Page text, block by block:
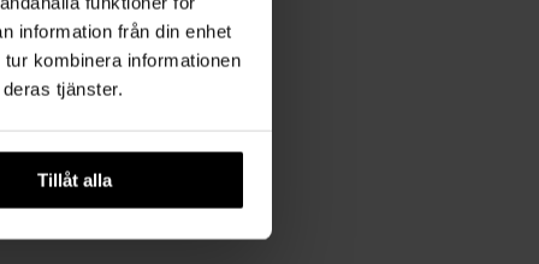
information från din enhet
kombinera informationen
tjänster.
Tillåt alla